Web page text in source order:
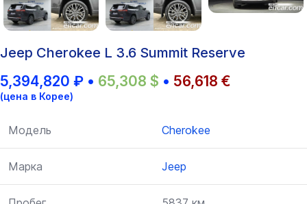
Jeep Cherokee L 3.6 Summit Reserve
5,394,820 ₽ • 65,308 $ • 56,618 €
(цена в Корее)
Модель Cherokee
Марка Jeep